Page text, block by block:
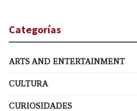
Categorías
ARTS AND ENTERTAINMENT
CULTURA
CURIOSIDADES